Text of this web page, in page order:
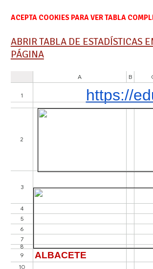
ACEPTA COOKIES PARA VER TABLA
ABRIR TABLA DE ESTADÍSTICAS
PÁGINA